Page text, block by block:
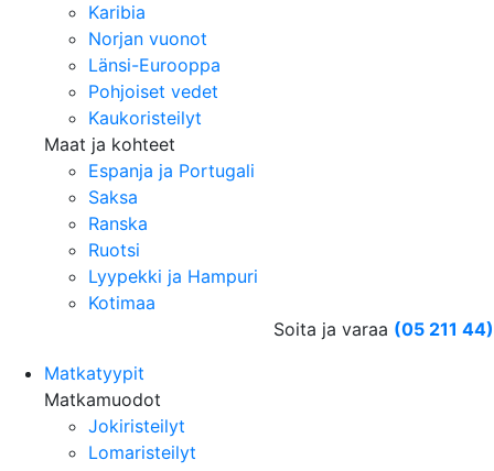
Karibia
Norjan vuonot
Länsi-Eurooppa
Pohjoiset vedet
Kaukoristeilyt
Maat ja kohteet
Espanja ja Portugali
Saksa
Ranska
Ruotsi
Lyypekki ja Hampuri
Kotimaa
Soita ja varaa (05 211 44)
Matkatyypit
Matkamuodot
Jokiristeilyt
Lomaristeilyt